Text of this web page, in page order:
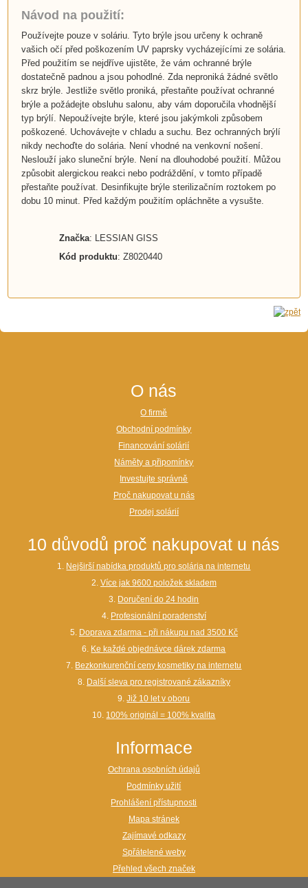
Návod na použití:
Používejte pouze v soláriu. Tyto brýle jsou určeny k ochraně
vašich očí před poškozením UV paprsky vycházejícími ze solária.
Před použitím se nejdříve ujistěte, že vám ochranné brýle
dostatečně padnou a jsou pohodlné. Zda neproniká žádné světlo
skrz brýle. Jestliže světlo proniká, přestaňte používat ochranné
brýle a požádejte obsluhu salonu, aby vám doporučila vhodnější
typ brýlí. Nepoužívejte brýle, které jsou jakýmkoli způsobem
poškozené. Uchovávejte v chladu a suchu. Bez ochranných brýlí
nikdy nechoďte do solária. Není vhodné na venkovní nošení.
Neslouží jako sluneční brýle. Není na dlouhodobé použití. Můžou
způsobit alergickou reakci nebo podráždění, v tomto případě
přestaňte používat. Desinfikujte brýle sterilizačním roztokem po
dobu 10 minut. Před každým použitím opláchněte a vysušte.
Značka: LESSIAN GISS
Kód produktu: Z8020440
O nás
O firmě
Obchodní podmínky
Financování solárií
Náměty a připomínky
Investujte správně
Proč nakupovat u nás
Prodej solárií
10 důvodů proč nakupovat u nás
1. Nejširší nabídka produktů pro solária na internetu
2. Více jak 9600 položek skladem
3. Doručení do 24 hodin
4. Profesionální poradenství
5. Doprava zdarma - při nákupu nad 3500 Kč
6. Ke každé objednávce dárek zdarma
7. Bezkonkurenční ceny kosmetiky na internetu
8. Další sleva pro registrované zákazníky
9.Již 10 let v oboru
10. 100% originál = 100% kvalita
Informace
Ochrana osobních údajů
Podmínky užití
Prohlášení přístupnosti
Mapa stránek
Zajímavé odkazy
Spřátelené weby
Přehled všech značek